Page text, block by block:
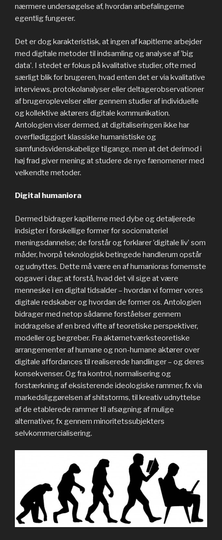
nærmere undersøgelse af, hvordan anbefalingerne
egentlig fungerer.
Det er dog karakteristisk, at ingen af kapitlerne arbejder
med digitale metoder til indsamling og analyse af ’big
data’. I stedet er fokus på kvalitative studier, ofte med
særligt blik for brugeren, hvad enten det er via kvalitative
interviews, protokolanalyser eller deltagerobservationer
af brugeroplevelser eller gennem studier af individuelle
og kollektive aktørers digitale kommunikation.
Antologien viser dermed, at digitaliseringen ikke har
overflødiggjort klassiske humanistiske og
samfundsvidenskabelige tilgange, men at det derimod i
høj frad giver mening at studere de nye fænomener med
velkendte metoder.
Digital humaniora
Dermed bidrager kapitlerne med dybe og detaljerede
indsigter i forskellige former for sociomateriel
meningsdannelse; de forstår og forklarer ’digitale liv’ som
måder, hvorpå teknologisk betingede handlerum opstår
og udnyttes. Dette må være en af humanioras fornemste
opgaver i dag; at forstå, hvad det vil sige at være
menneske i en digital tidsalder – hvordan vi former vores
digitale redskaber og hvordan de former os. Antologien
bidrager med netop sådanne forståelser gennem
inddragelse af en bred vifte af teoretiske perspektiver,
modeller og begreber. Fra aktørnetværksteoretiske
arrangementer af humane og non-humane aktører over
digitale affordances til realiserede handlinger – og deres
konsekvenser. Og fra kontrol, normalisering og
forstærkning af eksisterende ideologiske rammer, fx via
markedsliggørelsen af shitstorms, til kreativ udnyttelse
af de etablerede rammer til afsøgning af mulige
alternativer, fx gennem minoritetssubjekters
selvkommercialisering.